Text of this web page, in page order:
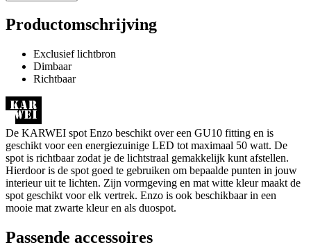
Productomschrijving
Exclusief lichtbron
Dimbaar
Richtbaar
De KARWEI spot Enzo beschikt over een GU10 fitting en is
geschikt voor een energiezuinige LED tot maximaal 50 watt. De
spot is richtbaar zodat je de lichtstraal gemakkelijk kunt afstellen.
Hierdoor is de spot goed te gebruiken om bepaalde punten in jouw
interieur uit te lichten. Zijn vormgeving en mat witte kleur maakt de
spot geschikt voor elk vertrek. Enzo is ook beschikbaar in een
mooie mat zwarte kleur en als duospot.
Passende accessoires